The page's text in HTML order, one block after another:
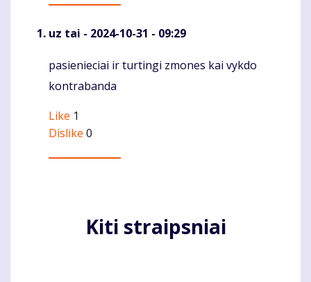
uz tai - 2024-10-31 - 09:29
Komentaras
pasienieciai ir turtingi zmones kai vykdo
kontrabanda
Like 1
Dislike 0
Kiti straipsniai